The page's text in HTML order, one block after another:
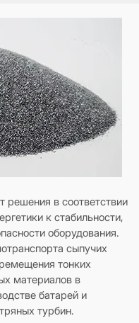
решения в соответствии
к стабильности,
оборудования.
сыпучих
тонких
материалов в
батарей и
турбин.